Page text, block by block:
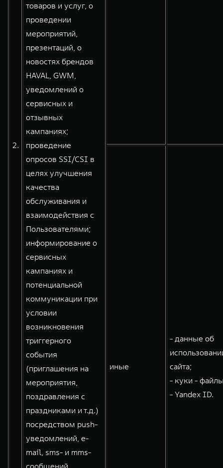
2.
товаров и услуг, о
проведении
мероприятий,
презентаций, о
новостях брендов
HAVAL, GWM,
уведомлений о
сервисных и
отзывных
кампаниях;
проведение
опросов SSI/CSI в
целях улучшения
качества
обслуживания и
взаимодействия с
Пользователями;
информирование о
сервисных
кампаниях и
потенциальной
коммуникации при
условии
возникновения
триггерного
события
(приглашения на
мероприятия,
поздравления с
праздниками и т.д.)
посредством push-
уведомлений, e-
mail, sms- и mms-
сообщений,
иные
- данные об
сайта;
- куки -
- Yandex ID.